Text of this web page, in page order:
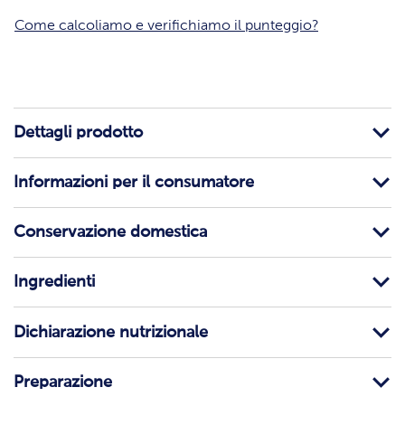
Come calcoliamo e verifichiamo il punteggio?
Dettagli prodotto
Informazioni per il consumatore
Conservazione domestica
Ingredienti
Dichiarazione nutrizionale
Preparazione